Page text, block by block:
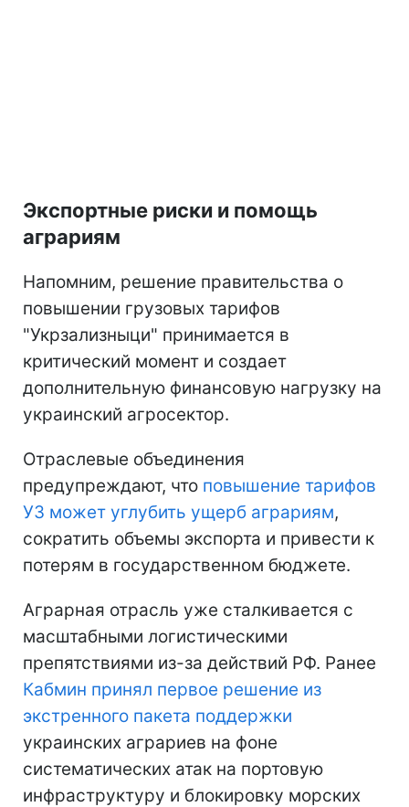
Экспортные риски и помощь
аграриям
Напомним, решение правительства о
повышении грузовых тарифов
"Укрзализныци" принимается в
критический момент и создает
дополнительную финансовую нагрузку на
украинский агросектор.
Отраслевые объединения
предупреждают, что повышение тарифов
УЗ может углубить ущерб аграриям,
сократить объемы экспорта и привести к
потерям в государственном бюджете.
Аграрная отрасль уже сталкивается с
масштабными логистическими
препятствиями из-за действий РФ. Ранее
Кабмин принял первое решение из
экстренного пакета поддержки
украинских аграриев на фоне
систематических атак на портовую
инфраструктуру и блокировку морских